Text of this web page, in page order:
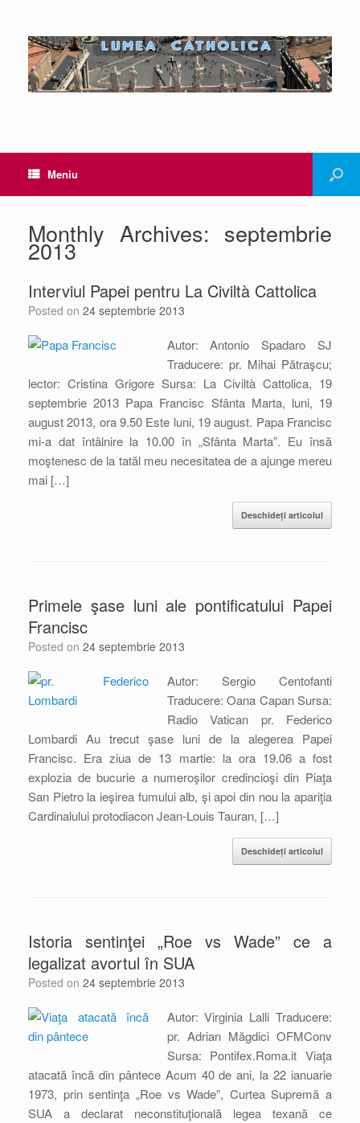
Meniu
Monthly Archives: septembrie
2013
Interviul Papei pentru La Civiltà Cattolica
Posted on 24 septembrie 2013
Autor: Antonio Spadaro SJ
Traducere: pr. Mihai Pătraşcu;
lector: Cristina Grigore Sursa: La Civiltà Cattolica, 19
septembrie 2013 Papa Francisc Sfânta Marta, luni, 19
august 2013, ora 9.50 Este luni, 19 august. Papa Francisc
mi-a dat întâlnire la 10.00 în „Sfânta Marta”. Eu însă
moştenesc de la tatăl meu necesitatea de a ajunge mereu
mai […]
Deschideți articolul
Primele şase luni ale pontificatului Papei
Francisc
Posted on 24 septembrie 2013
Autor: Sergio Centofanti
Traducere: Oana Capan Sursa:
Radio Vatican pr. Federico
Lombardi Au trecut şase luni de la alegerea Papei
Francisc. Era ziua de 13 martie: la ora 19.06 a fost
explozia de bucurie a numeroşilor credincioşi din Piaţa
San Pietro la ieşirea fumului alb, şi apoi din nou la apariţia
Cardinalului protodiacon Jean-Louis Tauran, […]
Deschideți articolul
Istoria sentinţei „Roe vs Wade” ce a
legalizat avortul în SUA
Posted on 24 septembrie 2013
Autor: Virginia Lalli Traducere:
pr. Adrian Măgdici OFMConv
Sursa: Pontifex.Roma.it Viaţa
atacată încă din pântece Acum 40 de ani, la 22 ianuarie
1973, prin sentinţa „Roe vs Wade”, Curtea Supremă a
SUA a declarat neconstituţională legea texană ce